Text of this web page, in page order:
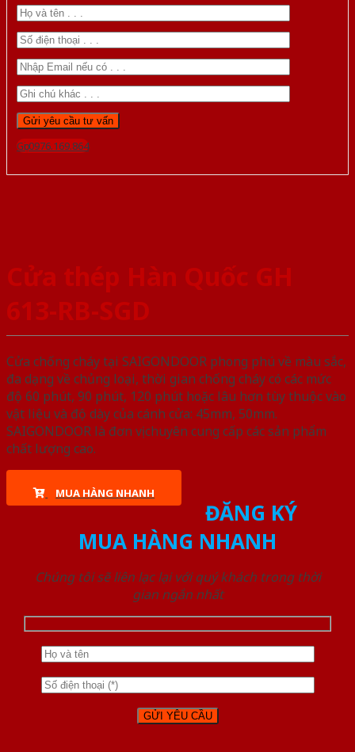
Gọi 0976.169.864
Cửa thép Hàn Quốc GH
613-RB-SGD
Cửa chống cháy tại SAIGONDOOR phong phú về màu sắc,
đa dạng về chủng loại, thời gian chống cháy có các mức
độ 60 phút, 90 phút, 120 phút hoặc lâu hơn tùy thuộc vào
vật liệu và độ dày của cánh cửa: 45mm, 50mm.
SAIGONDOOR là đơn vị chuyên cung cấp các sản phẩm
chất lượng cao.
MUA HÀNG NHANH
ĐĂNG KÝ
MUA HÀNG NHANH
Chúng tôi sẽ liên lạc lại với quý khách trong thời
gian ngắn nhất